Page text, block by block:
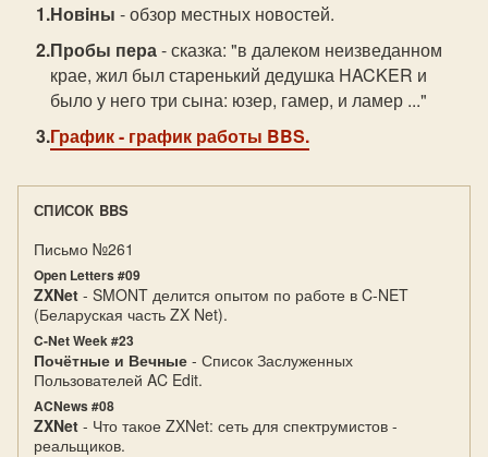
Новiны - обзор местных новостей.
Пробы пера- сказка: "в далеком неизведанном
крае, жил был старенький дедушка HACKER и
было у него три сына: юзер, гамер, и ламер ..."
График- график работы BBS.
СПИСОК BBS
Письмо №261
Open Letters #09
ZXNet - SMONT делится опытом по работе в C-NET
(Беларуская часть ZX Net).
C-Net Week #23
Почётные и Вечные - Список Заслуженных
Пользователей AC Edit.
ACNews #08
ZXNet - Что такое ZXNet: сеть для спектрумистов -
реальщиков.